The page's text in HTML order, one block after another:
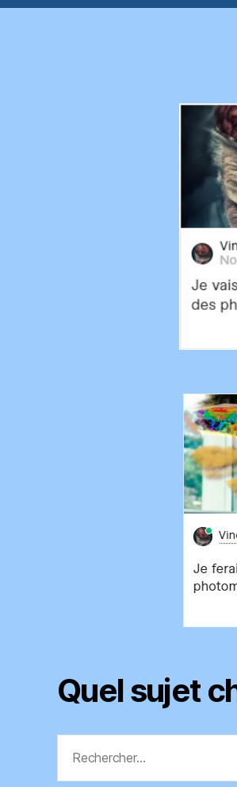
Quel sujet